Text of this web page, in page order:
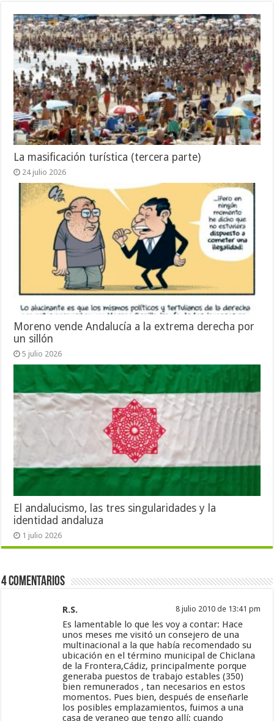
La masificación turística (tercera parte)
24 julio 2026
Moreno vende Andalucía a la extrema derecha por
un sillón
5 julio 2026
El andalucismo, las tres singularidades y la
identidad andaluza
1 julio 2026
4 Comentarios
R.S. 8 julio 2010 de 13:41 pm
Es lamentable lo que les voy a contar: Hace
unos meses me visitó un consejero de una
multinacional a la que había recomendado su
ubicación en el término municipal de Chiclana
de la Frontera,Cádiz, principalmente porque
generaba puestos de trabajo estables (350)
bien remunerados , tan necesarios en estos
momentos. Pues bien, después de enseñarle
los posibles emplazamientos, fuimos a una
casa de veraneo que tengo allí; cuando